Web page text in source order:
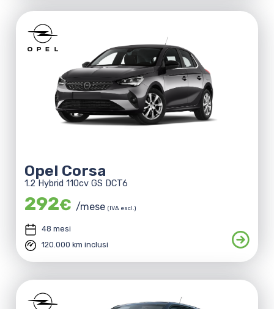
Opel Corsa
1.2 Hybrid 110cv GS DCT6
292€ /mese (IVA escl.)
48 mesi
120.000 km inclusi